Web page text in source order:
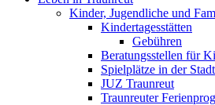
Kinder, Jugendliche und
Kindertagesstätten
Gebühren
Beratungsstellen für
Spielplätze in der Stadt
JUZ Traunreut
Traunreuter